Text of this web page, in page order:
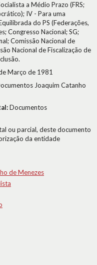
a Médio Prazo (FRS;
IV - Para uma
do PS (Federações,
Congresso Nacional; SG;
Comissão Nacional de
Nacional de Fiscalização de
Março de 1981
Joaquim Catanho
Documentos
ou parcial, deste documento
da entidade
de Menezes